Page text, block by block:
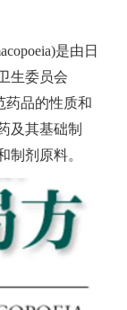
是由日
生委员会
药品的性质和
及其基础制
制剂原料。